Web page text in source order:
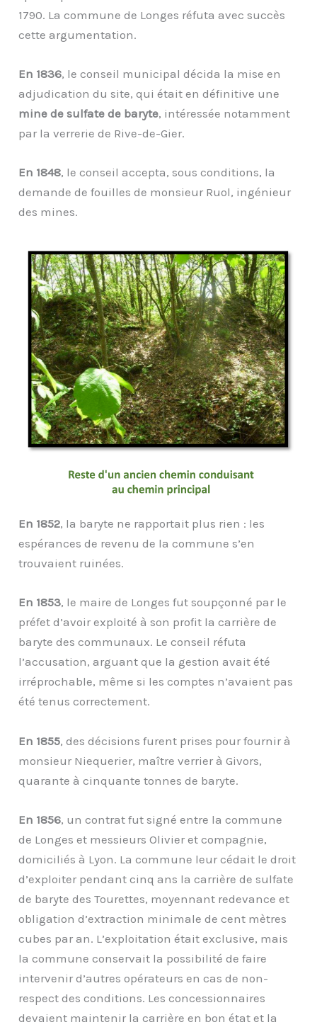
1790. La commune de Longes réfuta avec succès
cette argumentation.
En 1836, le conseil municipal décida la mise en
adjudication du site, qui était en définitive une
mine de sulfate de baryte, intéressée notamment
par la verrerie de Rive-de-Gier.
En 1848, le conseil accepta, sous conditions, la
demande de fouilles de monsieur Ruol, ingénieur
des mines.
En 1852, la baryte ne rapportait plus rien : les
espérances de revenu de la commune s’en
trouvaient ruinées.
En 1853, le maire de Longes fut soupçonné par le
préfet d’avoir exploité à son profit la carrière de
baryte des communaux. Le conseil réfuta
l’accusation, arguant que la gestion avait été
irréprochable, même si les comptes n’avaient pas
été tenus correctement.
En 1855, des décisions furent prises pour fournir à
monsieur Niequerier, maître verrier à Givors,
quarante à cinquante tonnes de baryte.
En 1856, un contrat fut signé entre la commune
de Longes et messieurs Olivier et compagnie,
domiciliés à Lyon. La commune leur cédait le droit
d’exploiter pendant cinq ans la carrière de sulfate
de baryte des Tourettes, moyennant redevance et
obligation d’extraction minimale de cent mètres
cubes par an. L’exploitation était exclusive, mais
la commune conservait la possibilité de faire
intervenir d’autres opérateurs en cas de non-
respect des conditions. Les concessionnaires
devaient maintenir la carrière en bon état et la